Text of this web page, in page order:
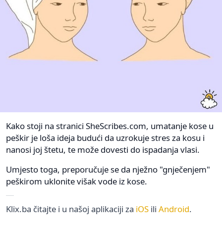
Kako stoji na stranici SheScribes.com, umatanje kose u
peškir je loša ideja budući da uzrokuje stres za kosu i
nanosi joj štetu, te može dovesti do ispadanja vlasi.
Umjesto toga, preporučuje se da nježno "gnječenjem"
peškirom uklonite višak vode iz kose.
Klix.ba čitajte i u našoj aplikaciji za iOS ili Android.